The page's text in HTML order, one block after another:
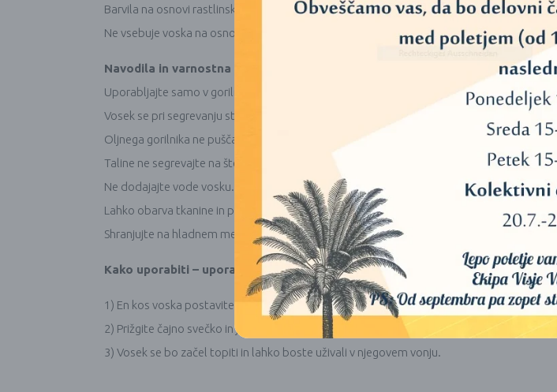
Barvila na osnovi rastlinskega olja, skladna z REACH direktivo
Ne vsebuje voska na osnovi nafte (parafina)
Navodila in varnostna opozorila
Uporabljajte samo v gorilniku, namenjenem za kurjenje eteričnih olj ali voskov.
Vosek se pri segrevanju stopi in se lahko razlije, če premaknete gorilnik.
Oljnega gorilnika ne puščajte brez nadzora.
Taline ne segrevajte na štedilniku ali v ognju.
Ne dodajajte vode vosku.
Lahko obarva tkanine in površine.
Shranjujte na hladnem mestu.
Kako uporabiti – uporabite gorilnik, ki se ga uporablja tudi eterična olja:
1) En kos voska postavite v gorilnik na vrhu.
2) Prižgite čajno svečko in jo postavite v gorilnik.
3) Vosek se bo začel topiti in lahko boste uživali v njegovem vonju.